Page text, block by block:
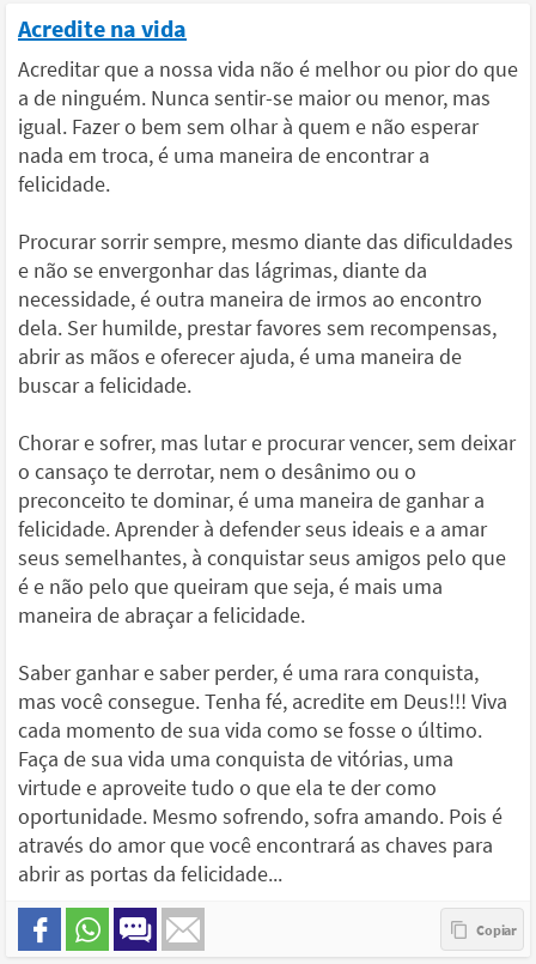
Acredite na vida
Acreditar que a nossa vida não é melhor ou pior do que
a de ninguém. Nunca sentir-se maior ou menor, mas
igual. Fazer o bem sem olhar à quem e não esperar
nada em troca, é uma maneira de encontrar a
felicidade.
Procurar sorrir sempre, mesmo diante das dificuldades
e não se envergonhar das lágrimas, diante da
necessidade, é outra maneira de irmos ao encontro
dela. Ser humilde, prestar favores sem recompensas,
abrir as mãos e oferecer ajuda, é uma maneira de
buscar a felicidade.
Chorar e sofrer, mas lutar e procurar vencer, sem deixar
o cansaço te derrotar, nem o desânimo ou o
preconceito te dominar, é uma maneira de ganhar a
felicidade. Aprender à defender seus ideais e a amar
seus semelhantes, à conquistar seus amigos pelo que
é e não pelo que queiram que seja, é mais uma
maneira de abraçar a felicidade.
Saber ganhar e saber perder, é uma rara conquista,
mas você consegue. Tenha fé, acredite em Deus!!! Viva
cada momento de sua vida como se fosse o último.
Faça de sua vida uma conquista de vitórias, uma
virtude e aproveite tudo o que ela te der como
oportunidade. Mesmo sofrendo, sofra amando. Pois é
através do amor que você encontrará as chaves para
abrir as portas da felicidade...